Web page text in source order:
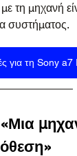
τη μηχανή
συστήματος.
για τη Sony a7